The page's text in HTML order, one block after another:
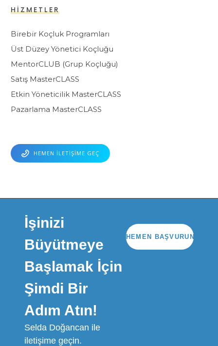
HIZMETLER
Birebir Koçluk Programları
Üst Düzey Yönetici Koçluğu
MentorCLUB (Grup Koçluğu)
Satış MasterCLASS
Etkin Yöneticilik MasterCLASS
Pazarlama MasterCLASS
HEMEN İLETIŞIME GEÇ
İşinizi
Büyütmeye
Başlamak İçin
Şimdi Bir
Adım Atın!
Selda Doğancan ile
iletişime geçin.
HEMEN BAŞVURUN